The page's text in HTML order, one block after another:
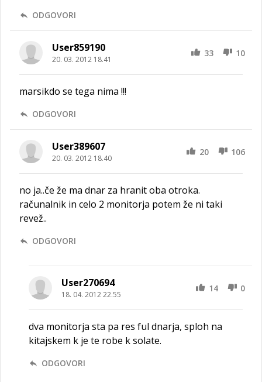
ODGOVORI
User859190
20. 03. 2012 18.41
33 10
marsikdo se tega nima !!!
ODGOVORI
User389607
20. 03. 2012 18.40
20 106
no ja..če že ma dnar za hranit oba otroka.
računalnik in celo 2 monitorja potem že ni taki
revež..
ODGOVORI
User270694
18. 04. 2012 22.55
14 0
dva monitorja sta pa res ful dnarja, sploh na
kitajskem k je te robe k solate.
ODGOVORI